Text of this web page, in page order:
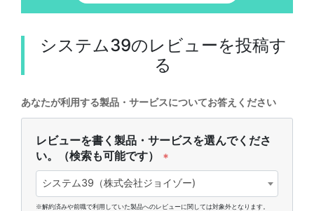
システム39のレビューを投稿す
る
あなたが利用する製品・サービスについてお答えください
レビューを書く製品・サービスを選んでくださ
い。（検索も可能です）
*
システム39（株式会社ジョイゾー)
※解約済みや前職で利用していた製品へのレビューに関しては対象外となります。